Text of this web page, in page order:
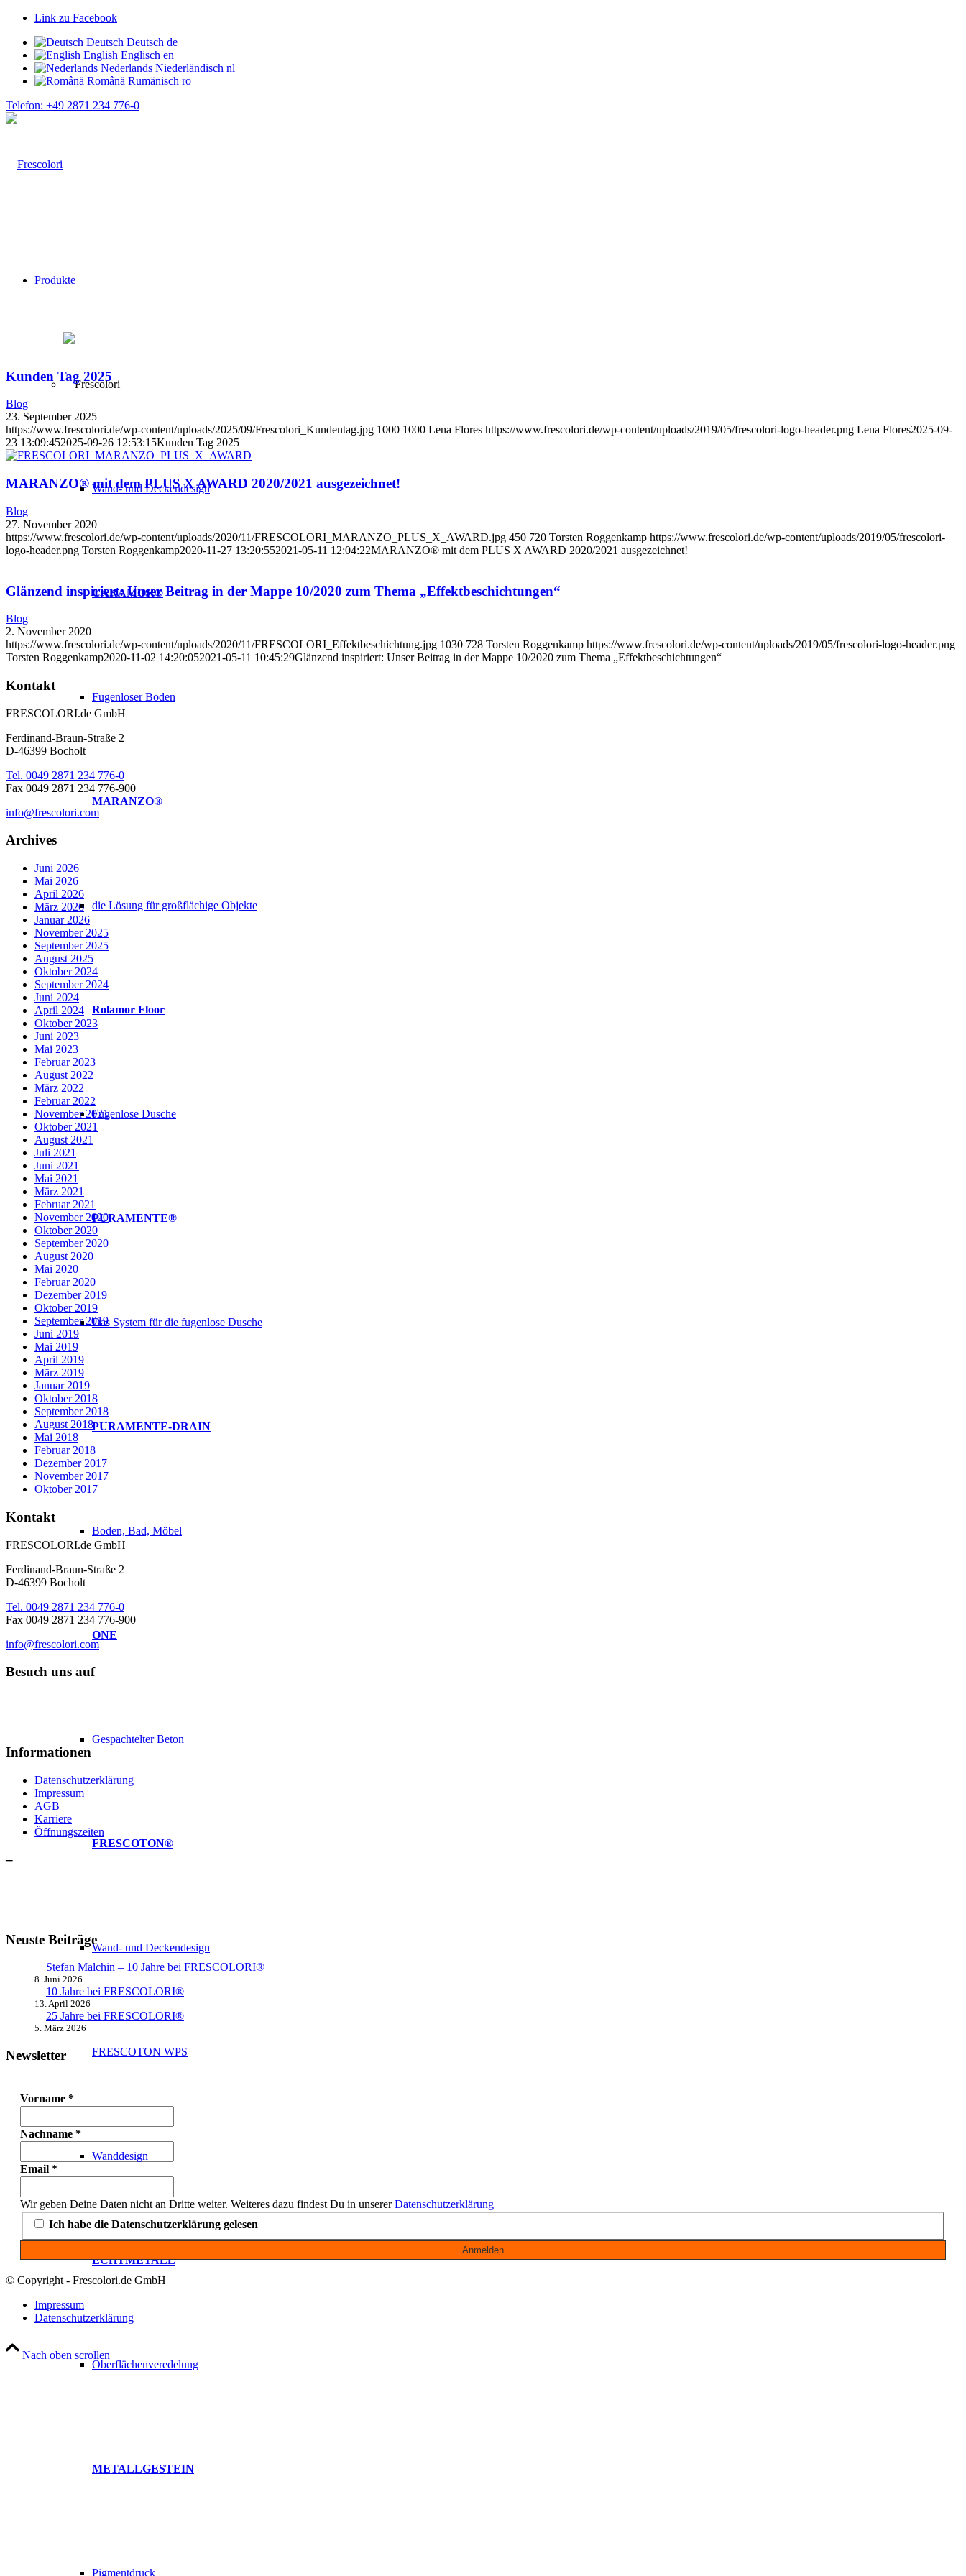
Link zu Facebook
Deutsch Deutsch de
English Englisch en
Nederlands Niederländisch nl
Română Rumänisch ro
Telefon: +49 2871 234 776-0
Produkte
Wand- und Deckendesign
CARAMOR®
Fugenloser Boden
MARANZO®
die Lösung für großflächige Objekte
Rolamor Floor
Fugenlose Dusche
PURAMENTE®
Das System für die fugenlose Dusche
PURAMENTE-DRAIN
Boden, Bad, Möbel
ONE
Gespachtelter Beton
FRESCOTON®
Wand- und Deckendesign
FRESCOTON WPS
Wanddesign
ECHTMETALL
Oberflächenveredelung
METALLGESTEIN
Pigmentdruck
Kunden Tag 2025
Blog
23. September 2025
https://www.frescolori.de/wp-content/uploads/2025/09/Frescolori_Kundentag.jpg 1000 1000 Lena Flores https://www.frescolori.de/wp-content/uploads/2019/05/frescolori-logo-header.png Lena Flores2025-09-
23 13:09:452025-09-26 12:53:15Kunden Tag 2025
MARANZO® mit dem PLUS X AWARD 2020/2021 ausgezeichnet!
Blog
27. November 2020
https://www.frescolori.de/wp-content/uploads/2020/11/FRESCOLORI_MARANZO_PLUS_X_AWARD.jpg 450 720 Torsten Roggenkamp https://www.frescolori.de/wp-content/uploads/2019/05/frescolori-
logo-header.png Torsten Roggenkamp2020-11-27 13:20:552021-05-11 12:04:22MARANZO® mit dem PLUS X AWARD 2020/2021 ausgezeichnet!
Glänzend inspiriert: Unser Beitrag in der Mappe 10/2020 zum Thema „Effektbeschichtungen“
Blog
2. November 2020
https://www.frescolori.de/wp-content/uploads/2020/11/FRESCOLORI_Effektbeschichtung.jpg 1030 728 Torsten Roggenkamp https://www.frescolori.de/wp-content/uploads/2019/05/frescolori-logo-header.png
Torsten Roggenkamp2020-11-02 14:20:052021-05-11 10:45:29Glänzend inspiriert: Unser Beitrag in der Mappe 10/2020 zum Thema „Effektbeschichtungen“
Kontakt
FRESCOLORI.de GmbH
Ferdinand-Braun-Straße 2
D-46399 Bocholt
Tel. 0049 2871 234 776-0
Fax 0049 2871 234 776-900
info@frescolori.com
Archives
Juni 2026
Mai 2026
April 2026
März 2026
Januar 2026
November 2025
September 2025
August 2025
Oktober 2024
September 2024
Juni 2024
April 2024
Oktober 2023
Juni 2023
Mai 2023
Februar 2023
August 2022
März 2022
Februar 2022
November 2021
Oktober 2021
August 2021
Juli 2021
Juni 2021
Mai 2021
März 2021
Februar 2021
November 2020
Oktober 2020
September 2020
August 2020
Mai 2020
Februar 2020
Dezember 2019
Oktober 2019
September 2019
Juni 2019
Mai 2019
April 2019
März 2019
Januar 2019
Oktober 2018
September 2018
August 2018
Mai 2018
Februar 2018
Dezember 2017
November 2017
Oktober 2017
Kontakt
FRESCOLORI.de GmbH
Ferdinand-Braun-Straße 2
D-46399 Bocholt
Tel. 0049 2871 234 776-0
Fax 0049 2871 234 776-900
info@frescolori.com
Besuch uns auf
Informationen
Datenschutzerklärung
Impressum
AGB
Karriere
Öffnungszeiten
–
Neuste Beiträge
Stefan Malchin – 10 Jahre bei FRESCOLORI®
8. Juni 2026
10 Jahre bei FRESCOLORI®
13. April 2026
25 Jahre bei FRESCOLORI®
5. März 2026
Newsletter
Vorname *
Nachname *
Email *
Wir geben Deine Daten nicht an Dritte weiter. Weiteres dazu findest Du in unsererDatenschutzerklärung
Ich habe die Datenschutzerklärung gelesen
© Copyright - Frescolori.de GmbH
Impressum
Datenschutzerklärung
Nach oben scrollen